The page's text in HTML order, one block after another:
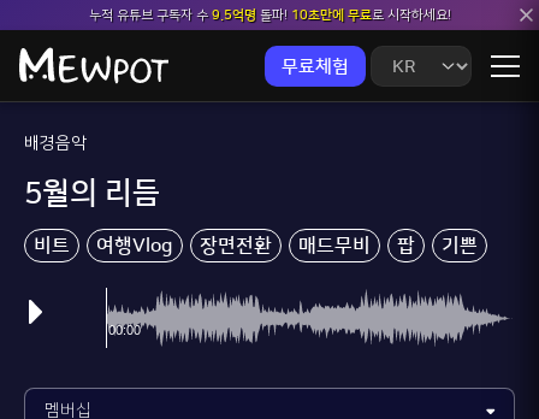
누적 유튜브 구독자 수9.5억명돌파! 10초만에 무료로 시작하세요!
무료체험
배경음악
5월의 리듬
비트 여행Vlog 장면전환 매드무비 팝 기쁜